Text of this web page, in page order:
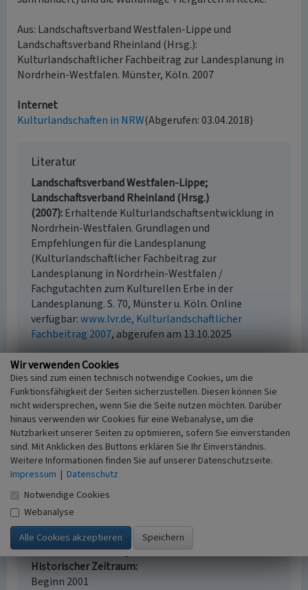
Aus: Landschaftsverband Westfalen-Lippe und
Landschaftsverband Rheinland (Hrsg.):
Kulturlandschaftlicher Fachbeitrag zur Landesplanung in
Nordrhein-Westfalen. Münster, Köln. 2007
Internet
Kulturlandschaften in NRW(Abgerufen: 03.04.2018)
Literatur
Landschaftsverband Westfalen-Lippe;
Landschaftsverband Rheinland (Hrsg.)
(2007) Erhaltende Kulturlandschaftsentwicklung in
Nordrhein-Westfalen. Grundlagen und
Empfehlungen für die Landesplanung
(Kulturlandschaftlicher Fachbeitrag zur
Landesplanung in Nordrhein-Westfalen /
Fachgutachten zum Kulturellen Erbe in der
Landesplanung. S. 70, Münster u. Köln. Online
verfügbar:www.lvr.de, Kulturlandschaftlicher
Fachbeitrag 2007, abgerufen am 13.10.2025
Bedeutsamer Kulturlandschaftsbereich
Schafbergplatte bei Ibbenbüren (KLB 01.01)
Schlagwörter
Kulturlandschaftsbereich Steinbruch Bergwerk
Fachsicht(en)
Kulturlandschaftspflege, Archäologie,
Denkmalpflege, Landeskunde, Raumplanung
Erfassungsmaßstab
i.d.R. 1:25.000 (kleiner als 1:20.000)
Erfassungsmethode
Literaturauswertung
Historischer Zeitraum
Beginn 2001
Wir verwenden Cookies
Dies sind zum einen technisch notwendige Cookies, um die
Funktionsfähigkeit der Seiten sicherzustellen. Diesen können Sie
nicht widersprechen, wenn Sie die Seite nutzen möchten. Darüber
hinaus verwenden wir Cookies für eine Webanalyse, um die
Nutzbarkeit unserer Seiten zu optimieren, sofern Sie einverstanden
sind. Mit Anklicken des Buttons erklären Sie Ihr Einverständnis.
Weitere Informationen finden Sie auf unserer Datenschutzseite.
Impressum | Datenschutz
Notwendige Cookies
Webanalyse